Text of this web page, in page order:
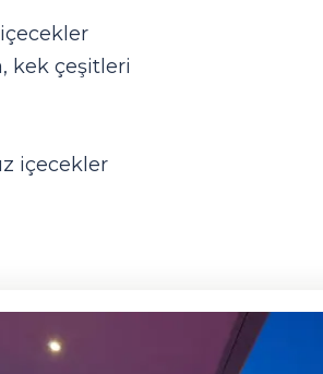
kek çeşitleri
içecekler